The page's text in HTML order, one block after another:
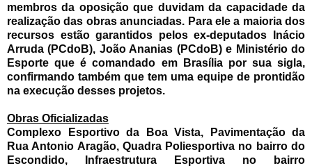
membros da oposição que duvidam da capacidade da
realização das obras anunciadas. Para ele a maioria dos
recursos estão garantidos pelos ex-deputados Inácio
Arruda (PCdoB), João Ananias (PCdoB) e Ministério do
Esporte que é comandado em Brasília por sua sigla,
confirmando também que tem uma equipe de prontidão
na execução desses projetos.
Obras Oficializadas
Complexo Esportivo da Boa Vista, Pavimentação da
Rua Antonio Aragão, Quadra Poliesportiva no bairro do
Escondido, Infraestrutura Esportiva no bairro